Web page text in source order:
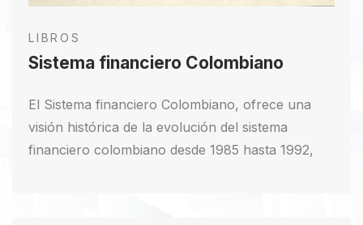
LIBROS
Sistema financiero Colombiano
El Sistema financiero Colombiano, ofrece una
visión histórica de la evolución del sistema
financiero colombiano desde 1985 hasta 1992,